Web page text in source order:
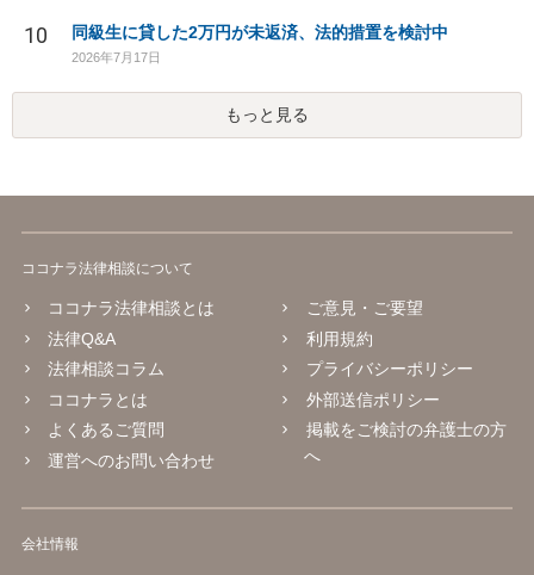
10 同級生に貸した2万円が未返済、法的措置を検討中
2026年7月17日
もっと見る
ココナラ法律相談について
ココナラ法律相談とは
法律Q&A
法律相談コラム
ココナラとは
よくあるご質問
運営へのお問い合わせ
ご意見・ご要望
利用規約
プライバシーポリシー
外部送信ポリシー
掲載をご検討の弁護士の方
へ
会社情報